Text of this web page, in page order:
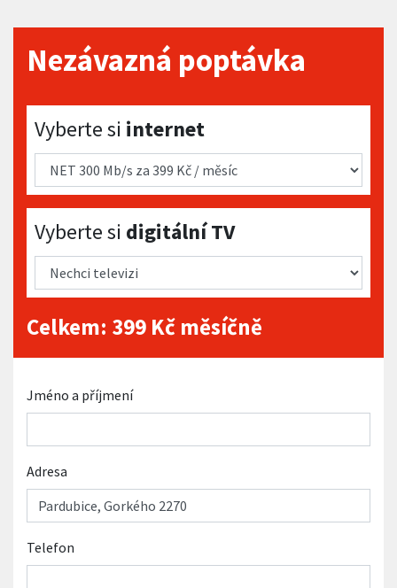
Nezávazná poptávka
Vyberte si internet
Vyberte si internet
Vyberte si digitální TV
Vyberte si digitální TV
Celkem: 399 Kč měsíčně
Jméno a příjmení
Adresa
Telefon